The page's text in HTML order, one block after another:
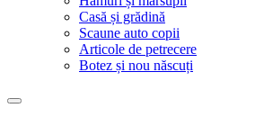
Casă și grădină
Scaune auto copii
Articole de petrecere
Botez și nou născuți